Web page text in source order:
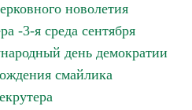
новолетия
-3-я среда сентября
день демократии
смайлика